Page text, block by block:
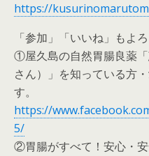
https://
「参加」「いいね」もよ
①屋久島の自然胃腸良薬
さん）」を知っている方
す。
https://
5/
②胃腸がすべて！安心・